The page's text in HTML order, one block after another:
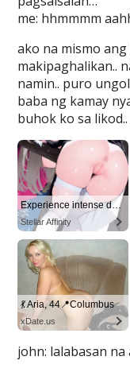
me: hhmmmm
ako na mismo
makipaghalikan..
namin.. puro
baba ng kamay
buhok ko sa
john: lalabasan